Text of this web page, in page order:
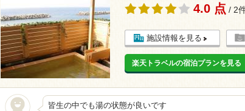
4.0 点 / 2
施設情報を見る
楽天トラベルの宿泊プランを見る
皆生の中でも湯の状態が良いで